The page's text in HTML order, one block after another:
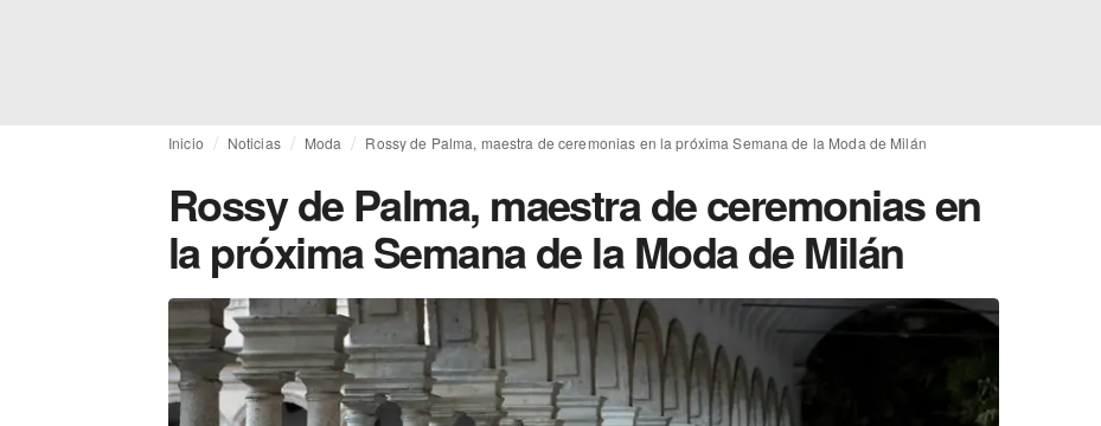
Inicio Noticias Moda Rossy de Palma, maestra de ceremonias en la próxima Semana de la Moda de Milán
Rossy de Palma, maestra de ceremonias en
la próxima Semana de la Moda de Milán